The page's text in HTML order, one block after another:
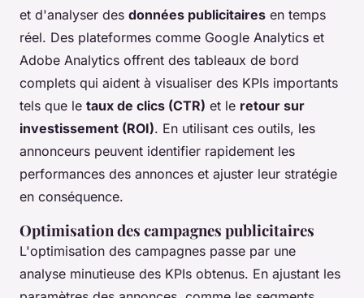
et d'analyser des données publicitaires en temps
réel. Des plateformes comme Google Analytics et
Adobe Analytics offrent des tableaux de bord
complets qui aident à visualiser des KPIs importants
tels que le taux de clics (CTR) et le retour sur
investissement (ROI). En utilisant ces outils, les
annonceurs peuvent identifier rapidement les
performances des annonces et ajuster leur stratégie
en conséquence.
Optimisation des campagnes publicitaires
L'optimisation des campagnes passe par une
analyse minutieuse des KPIs obtenus. En ajustant les